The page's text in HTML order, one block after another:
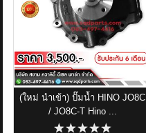
ติดต่อเรา
ข่าวสาร
รีวิวลูกค้า
(ใหม่ นำเข้า) ปั๊มน้ำ HINO JO8C
/ JO8C-T Hino ...